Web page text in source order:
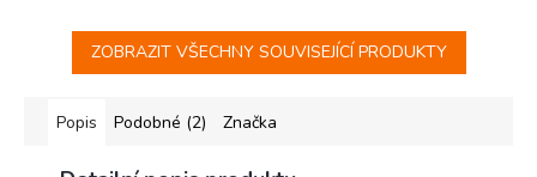
ZOBRAZIT VŠECHNY SOUVISEJÍCÍ PRODUKTY
Popis Podobné (2) Značka